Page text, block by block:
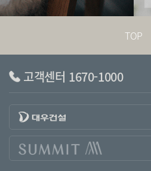
TOP
고객센터 1670-1000